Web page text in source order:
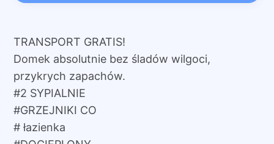
900 zł.
900 zł.
TRANSPORT GRATIS!
Domek absolutnie bez śladów wilgoci,
przykrych zapachów.
#2 SYPIALNIE
#GRZEJNIKI CO
# łazienka